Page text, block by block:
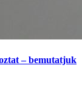
– bemutatjuk